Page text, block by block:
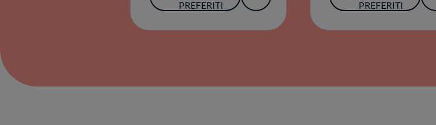
PREFERITI
PREFERITI